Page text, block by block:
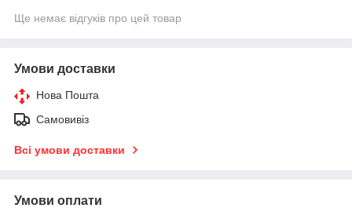
Ще немає відгуків про цей товар
Умови доставки
Нова Пошта
Самовивіз
Всі умови доставки
Умови оплати